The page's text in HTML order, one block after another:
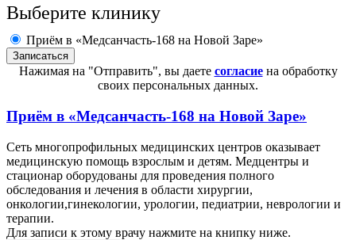
Выберите клинику
Приём в «Медсанчасть-168 на Новой Заре»
Нажимая на "Отправить", вы даете согласиена обработку
своих персональных данных.
Приём в «Медсанчасть-168 на Новой Заре»
Сеть многопрофильных медицинских центров оказывает
медицинскую помощь взрослым и детям. Медцентры и
стационар оборудованы для проведения полного
обследования и лечения в области хирургии,
онкологии,гинекологии, урологии, педиатрии, неврологии и
терапии.
Для записи к этому врачу нажмите на книпку ниже.